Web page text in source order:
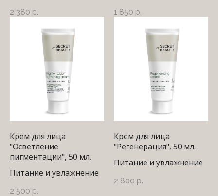
2 380 р. 1 850 р.
Крем для лица
"Осветление
пигментации", 50 мл.
Питание и увлажнение
2 500 р.
Крем для лица
"Регенерация", 50 мл.
Питание и увлажнение
2 800 р.